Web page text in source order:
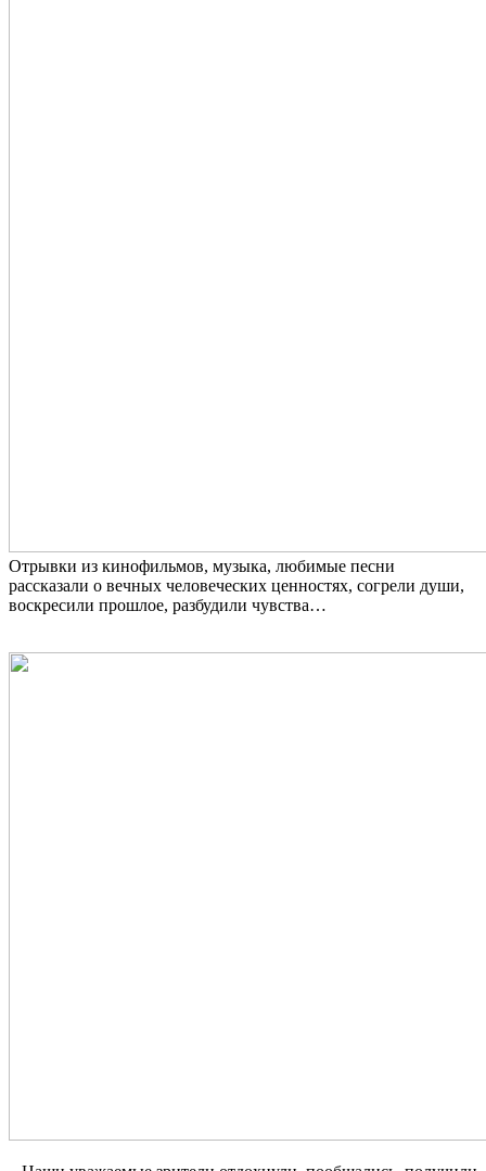
Отрывки из кинофильмов, музыка, любимые песни
рассказали о вечных человеческих ценностях, согрели души,
воскресили прошлое, разбудили чувства…